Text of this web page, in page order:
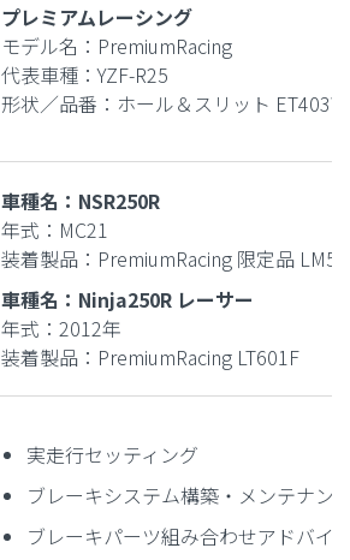
プレミアムレーシング
モデル名：PremiumRacing
代表車種：YZF-R25
形状／品番：ホール＆スリット
車種名：NSR250R
年式：MC21
装着製品：PremiumRacing 限定品
車種名：Ninja250R レーサー
年式：2012年
装着製品：PremiumRacing LT601F
実走行セッティング
ブレーキシステム構築・メンテナン
ブレーキパーツ組み合わせアドバイ